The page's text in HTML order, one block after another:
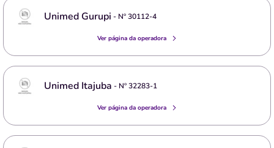
Unimed Gurupi - Nº30112-4
Ver página da operadora
Unimed Itajuba - Nº32283-1
Ver página da operadora